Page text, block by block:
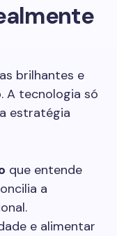
brilhantes e
A tecnologia só
estratégia
que entende
a
e alimentar